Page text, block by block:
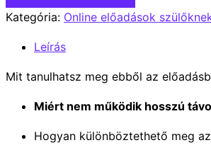
Kategória: Online előadások
Leírás
Mit tanulhatsz meg ebből az
Miért nem működik hosszú
Hogyan különböztethető meg